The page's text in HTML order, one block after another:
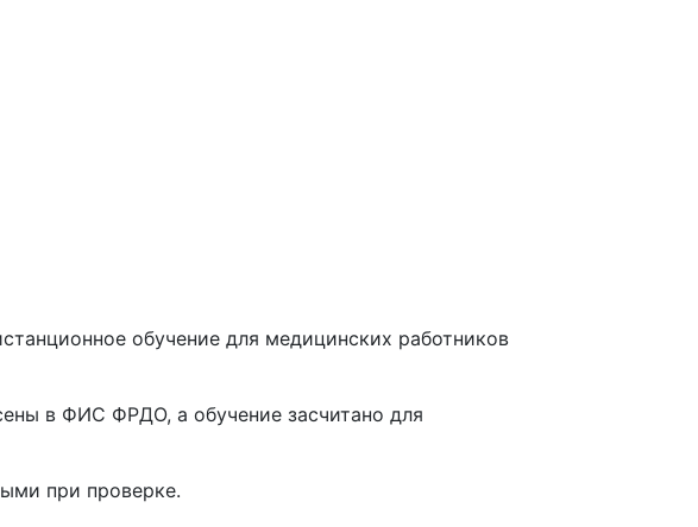
обучение для медицинских работников
в ФИС ФРДО, а обучение засчитано для
при проверке.